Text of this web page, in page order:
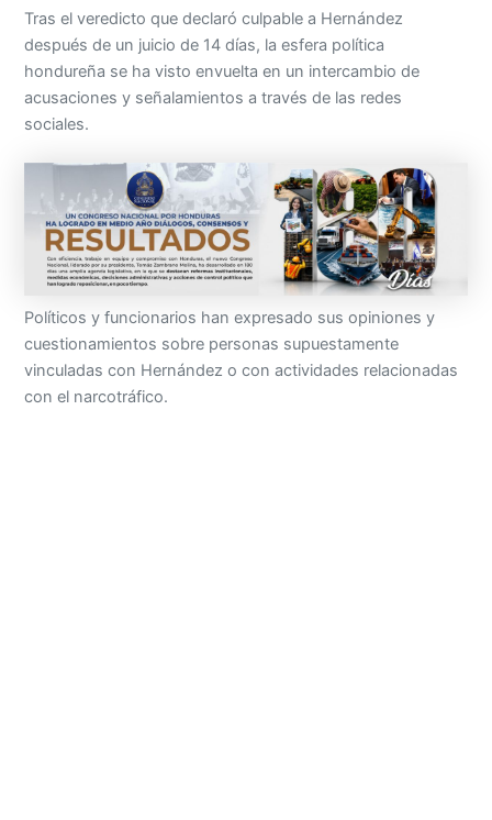
Tras el veredicto que declaró culpable a Hernández
después de un juicio de 14 días, la esfera política
hondureña se ha visto envuelta en un intercambio de
acusaciones y señalamientos a través de las redes
sociales.
Políticos y funcionarios han expresado sus opiniones y
cuestionamientos sobre personas supuestamente
vinculadas con Hernández o con actividades relacionadas
con el narcotráfico.